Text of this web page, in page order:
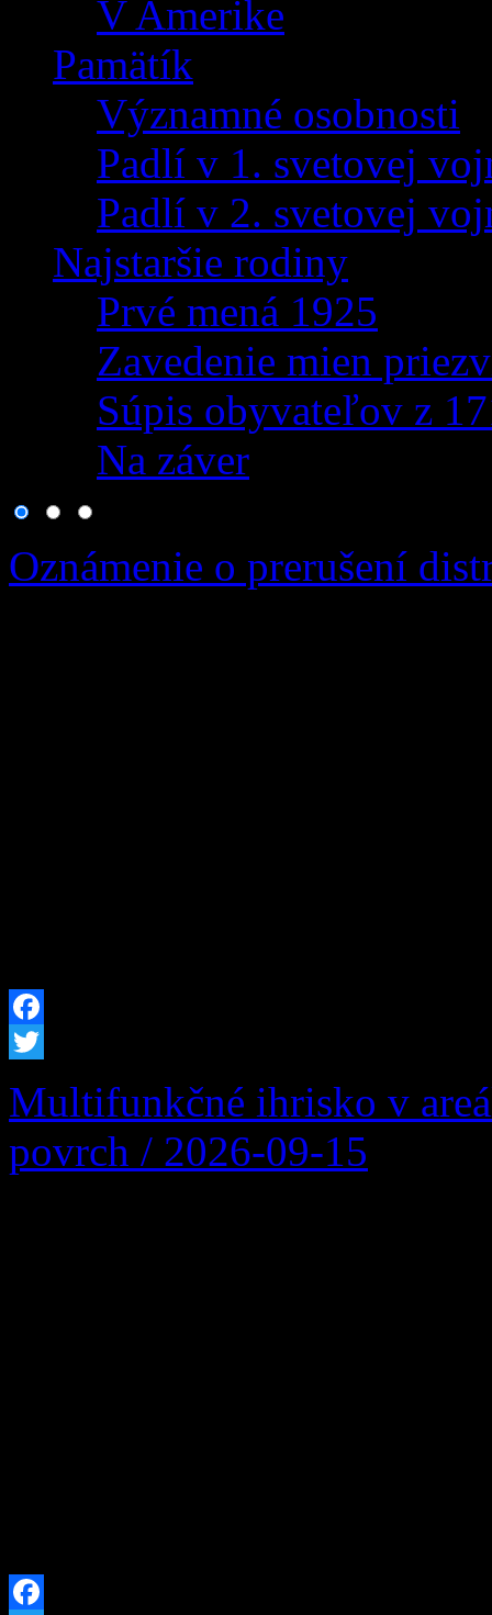
V Amerike
Pamätík
Významné osobnosti
Padlí v 1. svetovej
Padlí v 2. svetovej
Najstaršie rodiny
Prvé mená 1925
Zavedenie mien
Súpis obyvateľov z
Na záver
Oznámenie o prerušení
Facebook
Multifunkčné ihrisko v
povrch / 2026-09-15